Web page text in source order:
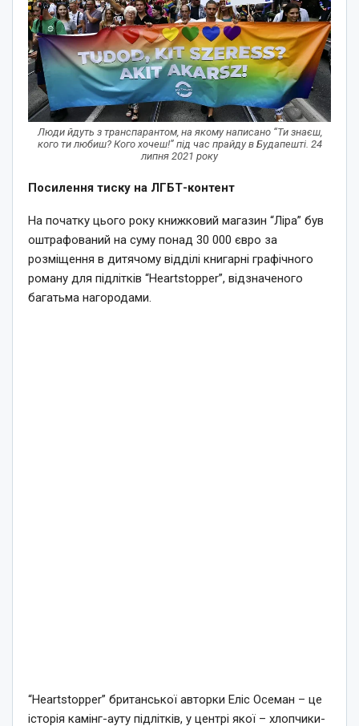
Люди йдуть з транспарантом, на якому написано “Ти знаєш,
кого ти любиш? Кого хочеш!” під час прайду в Будапешті. 24
липня 2021 року
Посилення тиску на ЛГБТ-контент
На початку цього року книжковий магазин “Ліра” був
оштрафований на суму понад 30 000 євро за
розміщення в дитячому відділі книгарні графічного
роману для підлітків “Heartstopper”, відзначеного
багатьма нагородами.
“Heartstopper” британської авторки Еліс Осеман – це
історія камінг-ауту підлітків, у центрі якої – хлопчики-